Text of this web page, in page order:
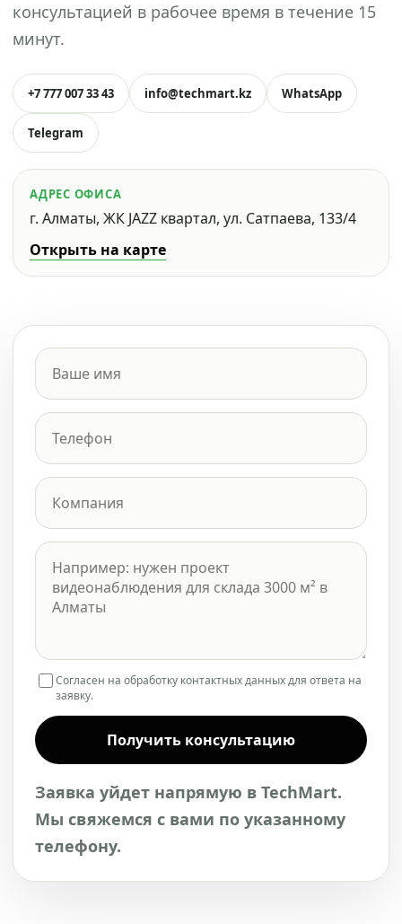
консультацией в рабочее время в течение 15
минут.
+7 777 007 33 43 info@techmart.kz WhatsApp
Telegram
АДРЕС ОФИСА
г. Алматы, ЖК JAZZ квартал, ул. Сатпаева, 133/4
Открыть на карте
Согласен на обработку контактных данных для ответа на
заявку.
Получить консультацию
Заявка уйдет напрямую в TechMart.
Мы свяжемся с вами по указанному
телефону.